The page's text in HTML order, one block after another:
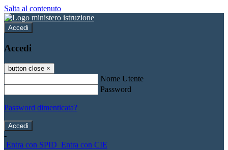
Salta al contenuto
Accedi
Accedi
button close ×
Nome Utente
Password
Password dimenticata?
-
Entra con SPID Entra con CIE